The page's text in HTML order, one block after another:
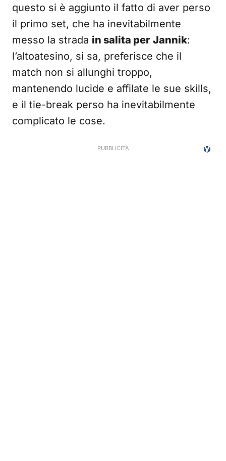
questo si è aggiunto il fatto di aver perso
il primo set, che ha inevitabilmente
messo la strada in salita per Jannik:
l’altoatesino, si sa, preferisce che il
match non si allunghi troppo,
mantenendo lucide e affilate le sue skills,
e il tie-break perso ha inevitabilmente
complicato le cose.